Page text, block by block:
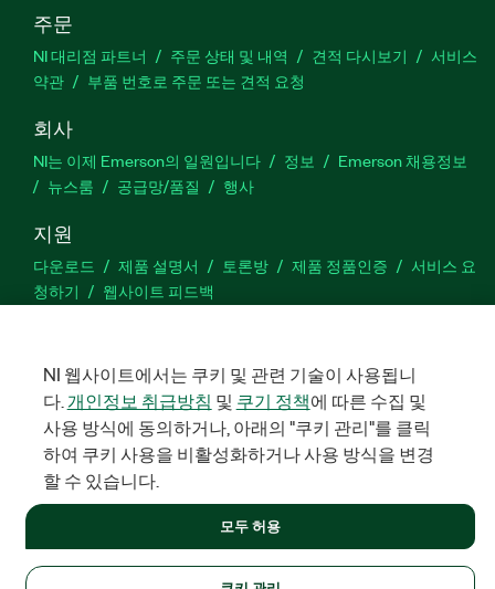
주문
NI 대리점 파트너 주문 상태 및 내역 견적 다시보기
서비스
약관
부품 번호로 주문 또는 견적 요청
회사
NI는 이제 Emerson의 일원입니다 정보
Emerson 채용정보
뉴스룸
공급망/품질 행사
지원
다운로드 제품 설명서 토론방 제품 정품인증
서비스 요
청하기
웹사이트 피드백
개인정보 취급방침
©NATIONAL INSTRUMENTS CORP. 판권 소유. 한국내쇼날인스트루먼
트㈜ | 주소: 서울특별시 영등포구 여의대로 108, 36층 (여의도동,
파크원 타워1) | 대표자: 수리후앗, 페드로와이안드라데 | 사업자 등
록번호: 214-81-91583 | 대표전화: 02-3451-3400
NI 웹사이트에서는 쿠키 및 관련 기술이 사용됩니
다. 개인정보 취급방침 및 쿠기 정책에 따른 수집 및
사용 방식에 동의하거나, 아래의 "쿠키 관리"를 클릭
하여 쿠키 사용을 비활성화하거나 사용 방식을 변경
할 수 있습니다.
모두 허용